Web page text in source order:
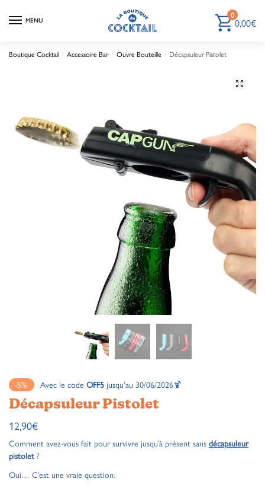
MENU 0
0,00€
Boutique Cocktail / Accessoire Bar / Ouvre Bouteille / Décapsuleur Pistolet
🔍
-5% Avec le code OFF5 jusqu'au 30/06/2026🍹
Décapsuleur Pistolet
12,90€
Comment avez-vous fait pour survivre jusqu’à présent sans décapsuleur
pistolet ?
Oui… C’est une vraie question.